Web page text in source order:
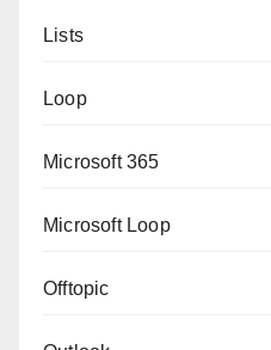
Lists
Loop
Microsoft 365
Microsoft Loop
Offtopic